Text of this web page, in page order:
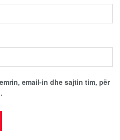
email-in dhe sajtin tim, për